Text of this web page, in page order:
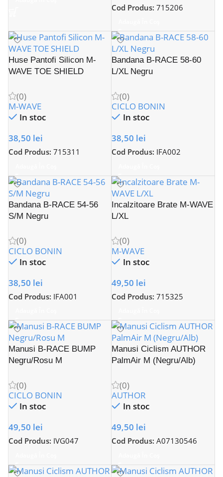
Cod Produs:715206
Huse Pantofi Silicon M-
WAVE TOE SHIELD
(0)
M-WAVE
In stoc
38,50 lei
Cod Produs: 715311
Bandana B-RACE 58-60
L/XL Negru
(0)
CICLO BONIN
In stoc
38,50 lei
Cod Produs: IFA002
Bandana B-RACE 54-56
S/M Negru
(0)
CICLO BONIN
In stoc
38,50 lei
Cod Produs: IFA001
Incalzitoare Brate M-WAVE
L/XL
(0)
M-WAVE
In stoc
49,50 lei
Cod Produs:715325
Manusi B-RACE BUMP
Negru/Rosu M
(0)
CICLO BONIN
In stoc
49,50 lei
Cod Produs: IVG047
Manusi Ciclism AUTHOR
PalmAir M (Negru/Alb)
(0)
AUTHOR
In stoc
49,50 lei
Cod Produs:A07130546